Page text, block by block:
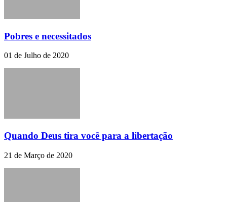
Pobres e necessitados
01 de Julho de 2020
Quando Deus tira você para a libertação
21 de Março de 2020